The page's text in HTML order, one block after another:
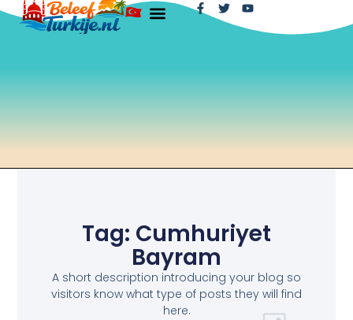
Tag: Cumhuriyet
Bayram
A short description introducing your blog so
visitors know what type of posts they will find
here.